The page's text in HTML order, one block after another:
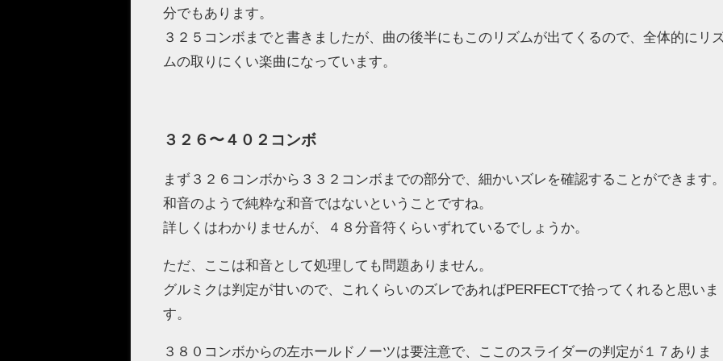
分でもあります。
３２５コンボまでと書きましたが、曲の後半にもこのリズムが出てくるので、全体的にリ
ムの取りにくい楽曲になっています。
３２６〜４０２コンボ
まず３２６コンボから３３２コンボまでの部分で、細かいズレを確認することができます
和音のようで純粋な和音ではないということですね。
詳しくはわかりませんが、４８分音符くらいずれているでしょうか。
ただ、ここは和音として処理しても問題ありません。
グルミクは判定が甘いので、これくらいのズレであればPERFECTで拾ってくれると思いま
す。
３８０コンボからの左ホールドノーツは要注意で、ここのスライダーの判定が１７ありま